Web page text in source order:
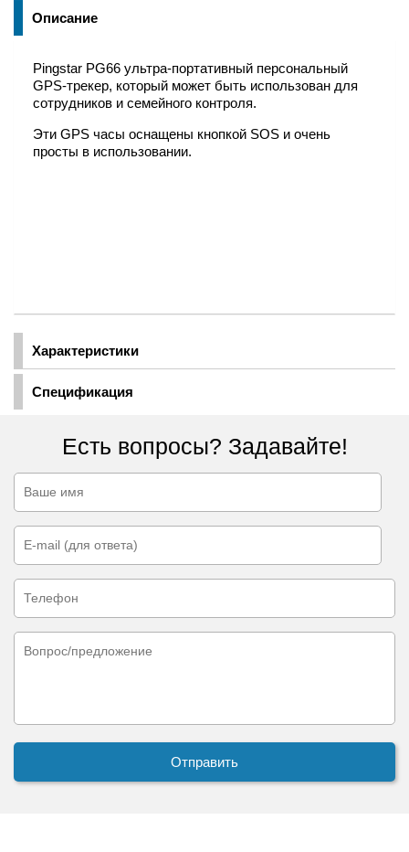
Описание
Характеристики
Спецификация
Pingstar PG66 ультра-портативный персональный
GPS-трекер, который может быть использован для
сотрудников и семейного контроля.
Эти GPS часы оснащены кнопкой SOS и очень
просты в использовании.
Есть вопросы? Задавайте!